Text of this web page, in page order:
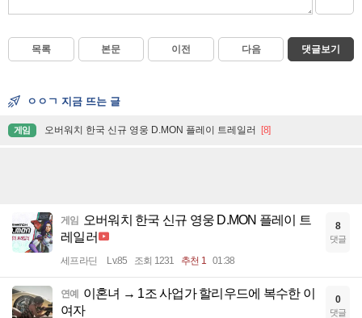
목록 본문 이전 다음 댓글보기
ㅇㅇㄱ 지금 뜨는 글
게임 오버워치 한국 신규 영웅 D.MON 플레이 트레일러 [8]
게임
오버워치 한국 신규 영웅 D.MON 플레이 트
레일러
세프라딘 Lv.85 조회 1231 추천 1 01:38
8
댓글
연예
이혼녀 → 1조 사업가 할리우드에 복수한 이
여자
0
댓글